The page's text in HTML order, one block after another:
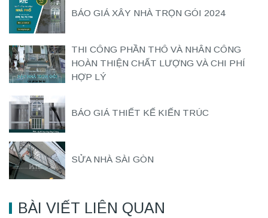
BÁO GIÁ XÂY NHÀ TRỌN GÓI 2024
THI CÔNG PHẦN THÔ VÀ NHÂN CÔNG
HOÀN THIỆN CHẤT LƯỢNG VÀ CHI PHÍ
HỢP LÝ
BÁO GIÁ THIẾT KẾ KIẾN TRÚC
SỬA NHÀ SÀI GÒN
BÀI VIẾT LIÊN QUAN